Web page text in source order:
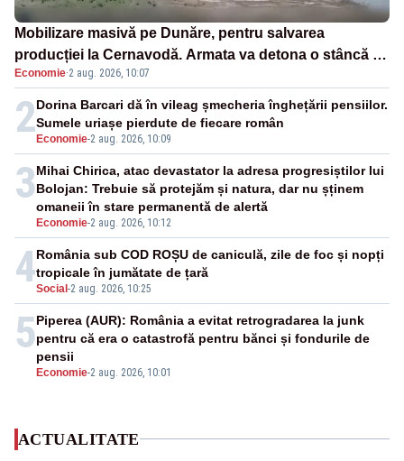
Mobilizare masivă pe Dunăre, pentru salvarea
producției la Cernavodă. Armata va detona o stâncă și
va devia apa fluviului - IMAGINI AERIENE
Economie·2 aug. 2026, 10:07
2 Economie-2 aug. 2026, 10:09
Dorina Barcari dă în vileag șmecheria înghețării pensiilor.
Sumele uriașe pierdute de fiecare român
3
Economie-2 aug. 2026, 10:12
Mihai Chirica, atac devastator la adresa progresiștilor lui
Bolojan: Trebuie să protejăm și natura, dar nu șținem
omaneii în stare permanentă de alertă
4Social -2 aug. 2026, 10:25
România sub COD ROȘU de caniculă, zile de foc și nopți
tropicale în jumătate de țară
5
Economie-2 aug. 2026, 10:01
Piperea (AUR): România a evitat retrogradarea la junk
pentru că era o catastrofă pentru bănci și fondurile de
pensii
ACTUALITATE